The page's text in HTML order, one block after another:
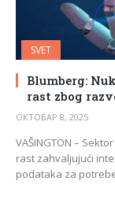
SVET
Blumberg:
rast zbog
ОКТОБАР 8, 2025
VAŠINGTON –
rast zahvaljujući
podataka za